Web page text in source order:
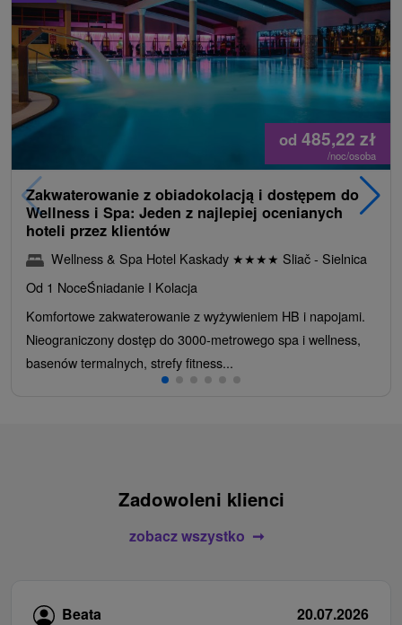
od 485,22 zł
/noc/osoba
Zakwaterowanie z obiadokolacją i dostępem do
Wellness i Spa: Jeden z najlepiej ocenianych
hoteli przez klientów
Wellness & Spa Hotel Kaskady ★★★★ Sliač - Sielnica
Od 1 NoceŚniadanie I Kolacja
Komfortowe zakwaterowanie z wyżywieniem HB i napojami.
Nieograniczony dostęp do 3000-metrowego spa i wellness,
basenów termalnych, strefy fitness...
Zadowoleni klienci
zobacz wszystko
Beata 20.07.2026